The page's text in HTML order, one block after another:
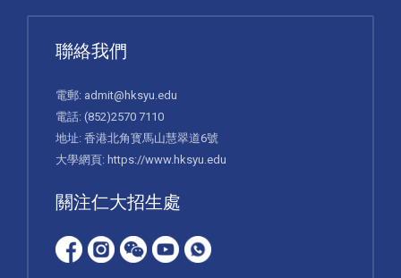
聯絡我們
電郵: admit@hksyu.edu
電話: (852)2570 7110
地址: 香港北角寳馬山慧翠道6號
大學網頁: https://www.hksyu.edu
關注仁大招生處